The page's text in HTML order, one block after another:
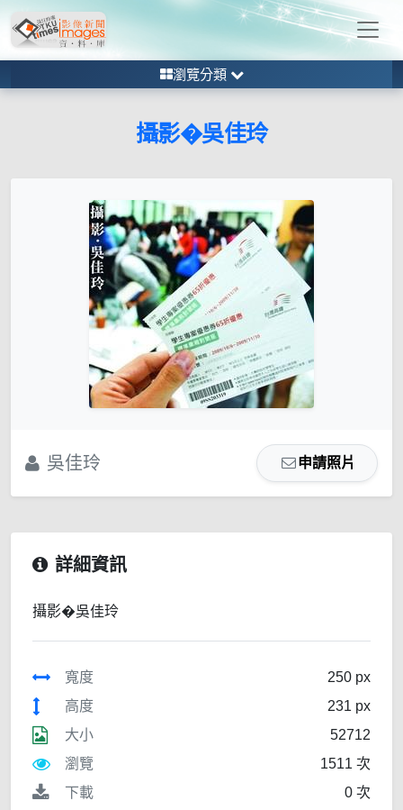
瀏覽分類
攝影�吳佳玲
吳佳玲 申請照片
詳細資訊
攝影�吳佳玲
寬度
250 px
高度
231 px
大小
52712
瀏覽
1511 次
下載
0 次